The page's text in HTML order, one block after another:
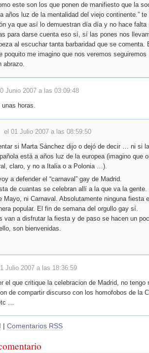
este son los que ponen de manifiesto que la
años luz de la mentalidad del viejo continente.” te
ya que así lo demuestran día día y no hace falta
para darse cuenta eso sí, sí las pones nos
al escuchar tanta barbaridad que se comenta.
poquito me imagino que nos veremos seguiremos
abrazo.
Junio 2007 a las 03:09:48
unas horas.
el 01 Julio 2007 a las 08:59:50
si Marta Sánchez dijo o dejó de decir … ni si la
está a años luz de la europea (imagino que
claro, y no a Italia o a Polonia …).
a defender el “carnaval” gay de Madrid.
de cuantas se celebran allí a la que va la gente.
Mayo, ni Carnaval. Absolutamente ninguna fiesta
popular. El fin de semana del orgullo gay sí.
van a disfrutar la fiesta y de paso se hacen un
son bienvenidas.
Julio 2007 a las 18:36:59
el que critique la celebracion de Madrid, no tengo
de compartir discurso con los homofobos de la
…
| Comentarios RSS